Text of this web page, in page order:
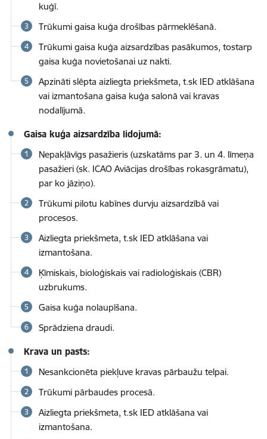
kuģī.
Trūkumi gaisa kuģa drošības pārmeklēšanā.
Trūkumi gaisa kuģa aizsardzības pasākumos, tostarp
gaisa kuģa novietošanai uz nakti.
Apzināti slēpta aizliegta priekšmeta, t.sk IED atklāšana
vai izmantošana gaisa kuģa salonā vai kravas
nodalījumā.
Gaisa kuģa aizsardzība lidojumā:
Nepakļāvīgs pasažieris (uzskatāms par 3. un 4. līmeņa
pasažieri (sk. ICAO Aviācijas drošības rokasgrāmatu),
par ko jāziņo).
Trūkumi pilotu kabīnes durvju aizsardzībā vai
procesos.
Aizliegta priekšmeta, t.sk IED atklāšana vai
izmantošana.
Ķīmiskais, bioloģiskais vai radioloģiskais (CBR)
uzbrukums.
Gaisa kuģa nolaupīšana.
Sprādziena draudi.
Krava un pasts:
Nesankcionēta piekļuve kravas pārbaužu telpai.
Trūkumi pārbaudes procesā.
Aizliegta priekšmeta, t.sk IED atklāšana vai
izmantošana.